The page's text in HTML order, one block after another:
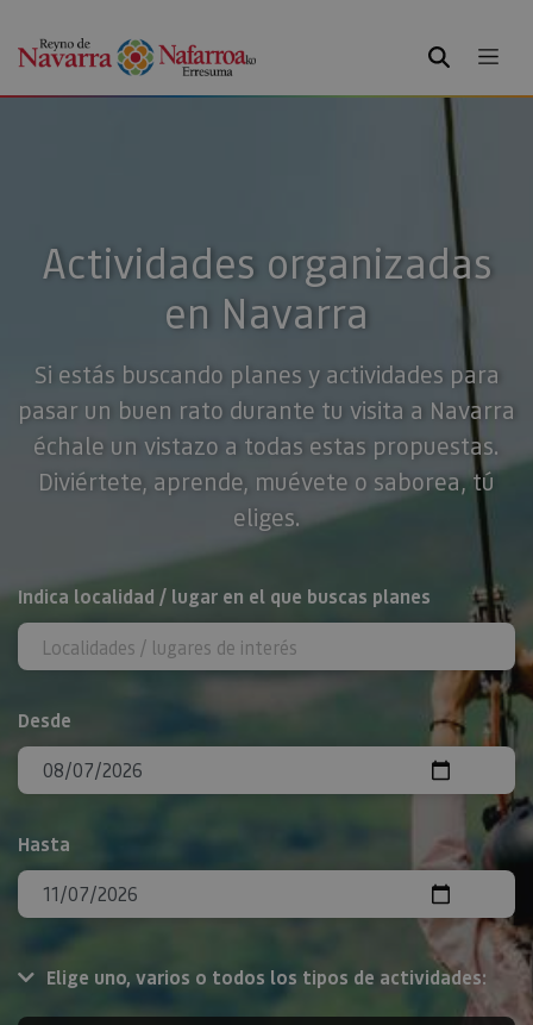
BUSCAR
Actividades organizadas
en Navarra
Si estás buscando planes y actividades para
pasar un buen rato durante tu visita a Navarra
échale un vistazo a todas estas propuestas.
Diviértete, aprende, muévete o saborea, tú
eliges.
BUSCAR
Indica localidad / lugar en el que buscas planes
Desde
Hasta
Elige uno, varios o todos los tipos de actividades: